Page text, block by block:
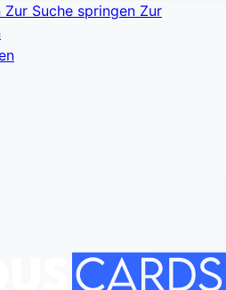
Zur Suche springen Zur